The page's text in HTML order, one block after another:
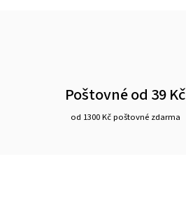
Poštovné od 39 Kč
od 1300 Kč poštovné zdarma